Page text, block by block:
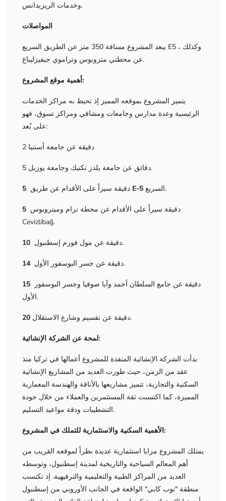
وخدمات الريزيدانس.
المواصلات
يبعد المشروع مسافة 350 متر عن الطريق السريع E5 ، وكذلك
عن محطتي متروبوس وتراموي جيفيزليباغ.
أهمية موقع المشروع:
يتميز المشروع بموقعه المميز إذ تحيط به مراكز الخدمات
الرئيسية وعدة مدارس وجامعات ومشافي ومراكز تسوق، فهو
على بُعد:
2 دقيقة عن جامعة أستنيا
5 دقائق عن جامعة يلدز تكنيك وجامعة يوزيل.
5 E-5 السريع.
5
Cevizlibağ.
10 دقيقة عن مول فورم إسطنبول.
14 دقيقة عن جسر البوسفور الأول.
15
الأول.
20 دقيقة عن تقسيم وشارع الاستقلال.
لمحة عن الشركة الإنشائية:
بدأت الشركة الإنشائية المنفذة للمشروع أعمالها في تركيا منذ
عقد من الزمن، حيث طورت العديد من المشاريع الإنشائية
السكنية والتجارية، تتميز مشاريعها بالأناقة والهندسة المعمارية
المميزة، كما اكتسبت ثقة المستثمرين والعملاء من خلال جودة
التشطيبات ودقة مواعيد التسليم.
الأهمية السكنية والاستثمارية للتملك في المشروع:
يمتلك المشروع مزايا استثمارية عديدة نظراً لموقعه القريب من
أهم المعالم السياحية والتاريخية لمدينة إسطنبول، وتوسطه
العديد من المراكز الطبية والتعليمية والترفيهية. إذ تكتسب
منطقة "توب كابي" الواقعة في الجانب الأوروبي من إسطنبول